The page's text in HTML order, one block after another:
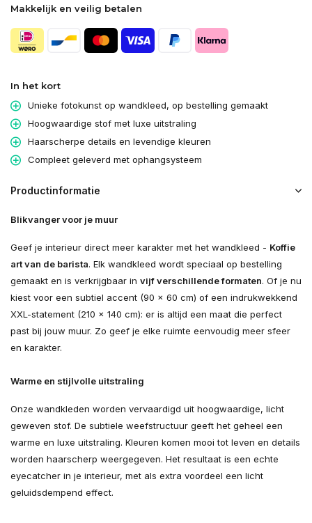
Makkelijk en veilig betalen
In het kort
Unieke fotokunst op wandkleed, op bestelling gemaakt
Hoogwaardige stof met luxe uitstraling
Haarscherpe details en levendige kleuren
Compleet geleverd met ophangsysteem
Productinformatie
Blikvanger voor je muur
Geef je interieur direct meer karakter met het wandkleed - Koffie
art van de barista. Elk wandkleed wordt speciaal op bestelling
gemaakt en is verkrijgbaar in vijf verschillende formaten. Of je nu
kiest voor een subtiel accent (90 × 60 cm) of een indrukwekkend
XXL-statement (210 × 140 cm): er is altijd een maat die perfect
past bij jouw muur. Zo geef je elke ruimte eenvoudig meer sfeer
en karakter.
Warme en stijlvolle uitstraling
Onze wandkleden worden vervaardigd uit hoogwaardige, licht
geweven stof. De subtiele weefstructuur geeft het geheel een
warme en luxe uitstraling. Kleuren komen mooi tot leven en details
worden haarscherp weergegeven. Het resultaat is een echte
eyecatcher in je interieur, met als extra voordeel een licht
geluidsdempend effect.